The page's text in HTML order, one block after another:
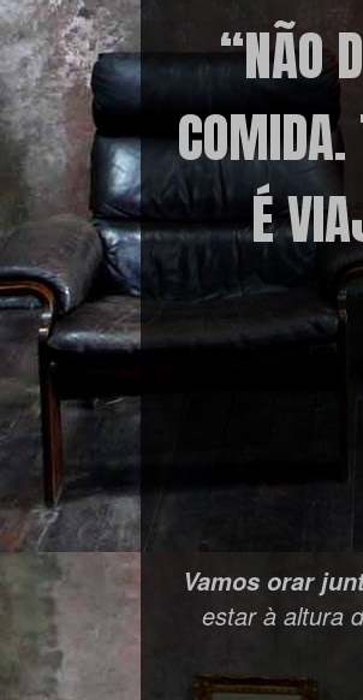
“NÃO
COMIDA.
É
Vamos orar
estar à altura